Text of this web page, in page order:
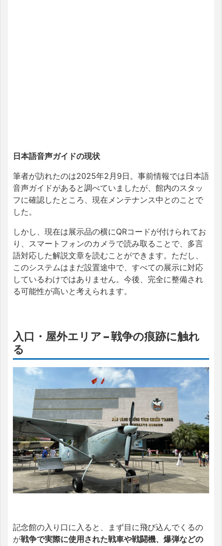
日本語音声ガイドの現状
筆者が訪れたのは2025年2月9日。事前情報では日本語
音声ガイドがあると調べていましたが、館内のスタッ
フに確認したところ、現在メンテナンス中とのことで
した。
しかし、現在は展示品の横にQRコードが付けられてお
り、スマートフォンのカメラで読み取ることで、多言
語対応した解説文章を読むことができます。ただし、
このシステムはまだ設置途中で、すべての展示に対応
しているわけではありません。今後、完全に整備され
る可能性が高いと考えられます。
入口・屋外エリア – 戦争の痕跡に触れ
る
記念館の入り口に入ると、まず目に飛び込んでくるの
が戦争で実際に使用された戦車や戦闘機、爆弾などの